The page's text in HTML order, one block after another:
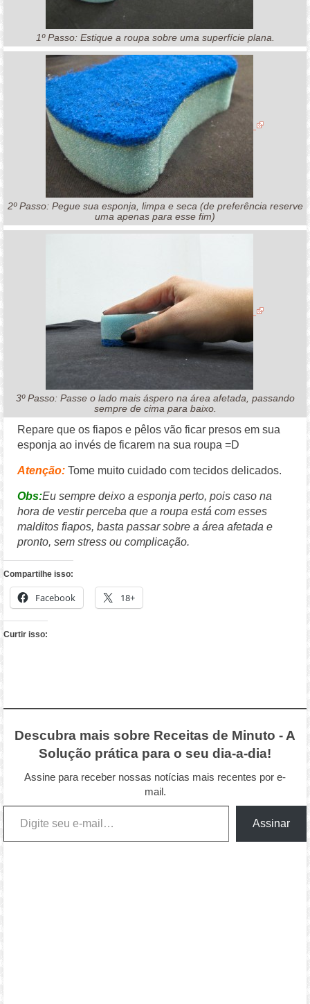
1º Passo: Estique a roupa sobre uma superfície plana.
2º Passo: Pegue sua esponja, limpa e seca (de preferência reserve
uma apenas para esse fim)
3º Passo: Passe o lado mais áspero na área afetada, passando
sempre de cima para baixo.
Repare que os fiapos e pêlos vão ficar presos em sua
esponja ao invés de ficarem na sua roupa =D
Atenção: Tome muito cuidado com tecidos delicados.
Obs:Eu sempre deixo a esponja perto, pois caso na
hora de vestir perceba que a roupa está com esses
malditos fiapos, basta passar sobre a área afetada e
pronto, sem stress ou complicação.
Compartilhe isso:
Facebook 18+
Curtir isso:
Descubra mais sobre Receitas de Minuto - A
Solução prática para o seu dia-a-dia!
Assine para receber nossas notícias mais recentes por e-
mail.
Digite seu e-mail…
Assinar